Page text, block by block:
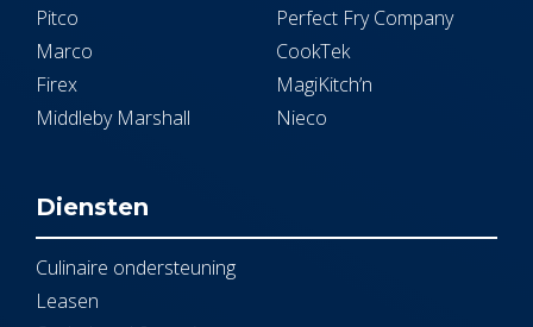
Pitco
Marco
Firex
Middleby Marshall
Perfect Fry Company
CookTek
MagiKitch’n
Nieco
Diensten
Culinaire ondersteuning
Leasen